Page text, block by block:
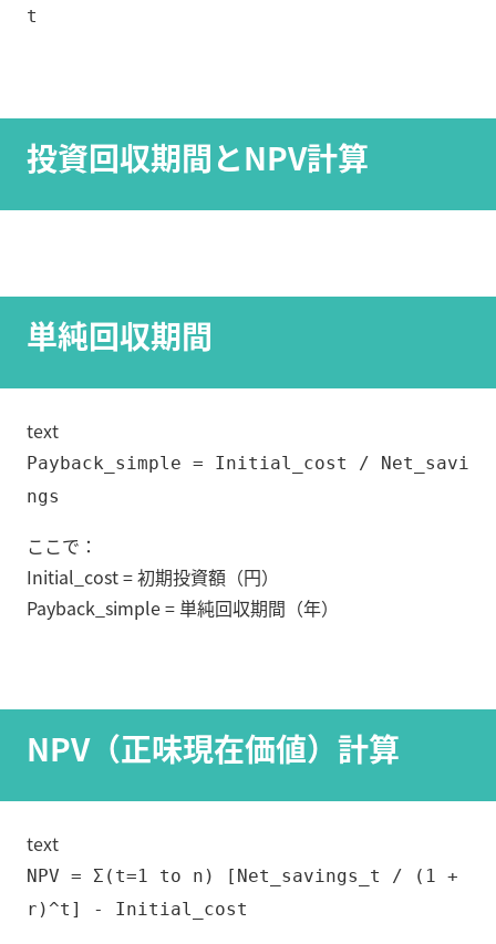
t
投資回収期間とNPV計算
単純回収期間
text
Payback_simple = Initial_cost / Net_savi
ngs
ここで：
Initial_cost = 初期投資額（円）
Payback_simple = 単純回収期間（年）
NPV（正味現在価値）計算
text
NPV = Σ(t=1 to n) [Net_savings_t / (1 +
r)^t] - Initial_cost